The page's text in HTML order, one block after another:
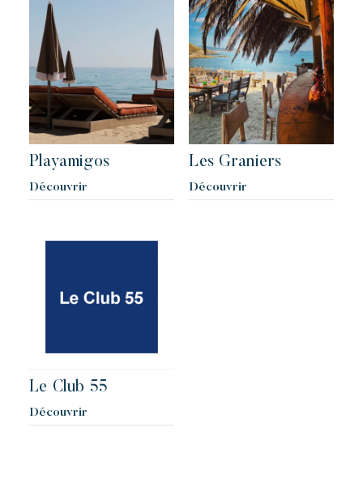
Playamigos
Découvrir
Les Graniers
Découvrir
Le Club 55
Découvrir